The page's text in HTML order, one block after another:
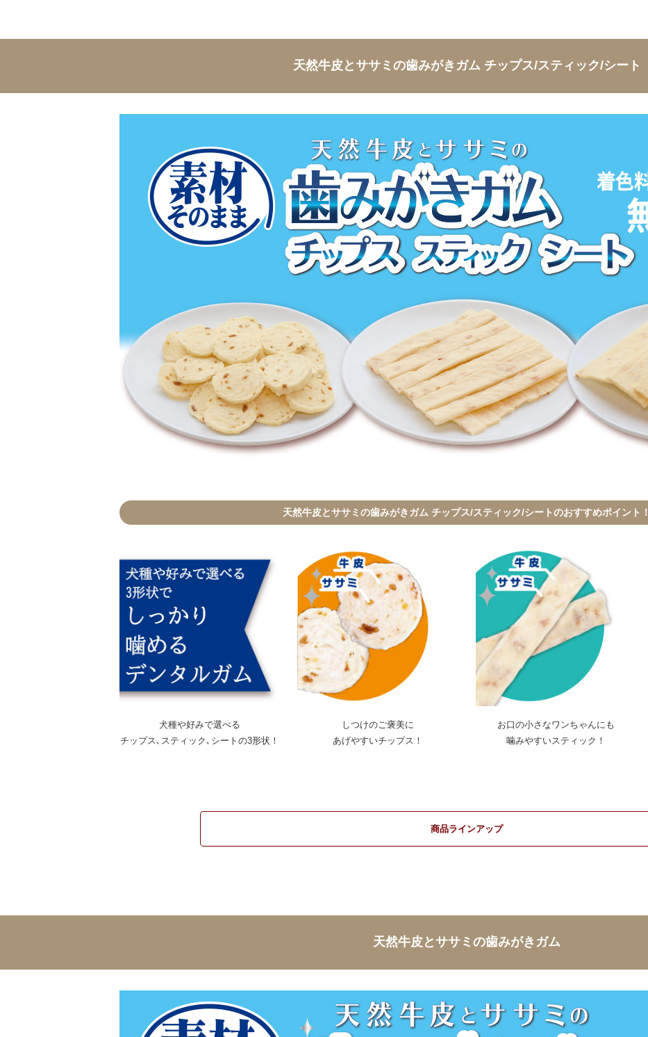
天然牛皮とササミの歯みがきガム チップス/スティック/シート
天然牛皮とササミの歯みがきガム チップス/スティック/シートのおすすめポイント！
犬種や好みで選べる
チップス､スティック､シートの3形状！
しつけのご褒美に
あげやすいチップス！
お口の小さなワンちゃんにも
噛みやすいスティック！
商品ラインアップ
天然牛皮とササミの歯みがきガム